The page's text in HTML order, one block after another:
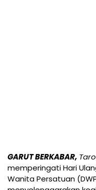
GARUT BERKABAR,
memperingati Hari
Wanita Persatuan